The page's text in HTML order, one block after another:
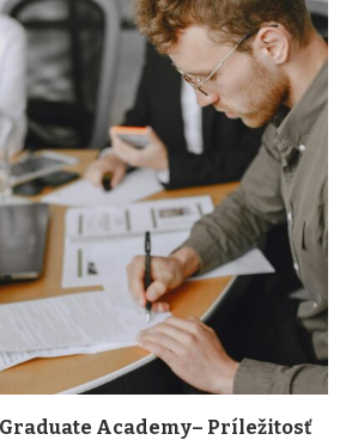
Academy– Príležitosť